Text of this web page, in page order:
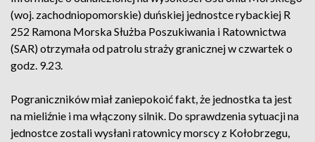
(woj. zachodniopomorskie) duńskiej jednostce rybackiej R
252 Ramona Morska Służba Poszukiwania i Ratownictwa
(SAR) otrzymała od patrolu straży granicznej w czwartek o
godz. 9.23.
Pograniczników miał zaniepokoić fakt, że jednostka ta jest
na mieliźnie i ma włączony silnik. Do sprawdzenia sytuacji na
jednostce zostali wysłani ratownicy morscy z Kołobrzegu,